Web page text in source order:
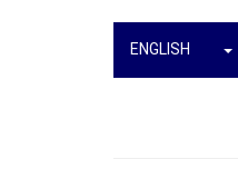
ENGLISH